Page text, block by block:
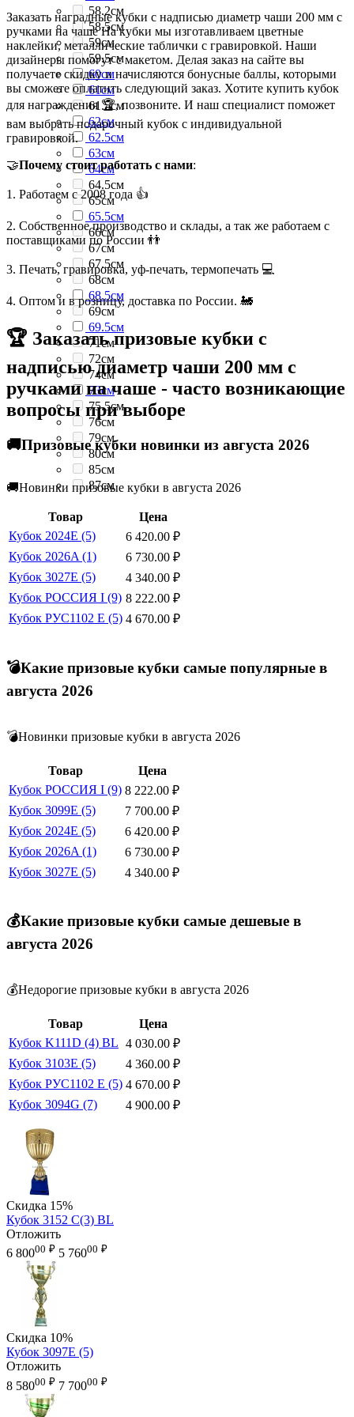
58.2см
58.5см
59см
59.5см
60см
61см
61.5см
62см
62.5см
63см
64см
64.5см
65см
65.5см
66см
67см
67.5см
68см
68.5см
69см
69.5см
71см
72см
74см
73см
75.5см
76см
79см
80см
85см
87см
Заказать наградные кубки с надписью диаметр чаши 200 мм с
ручками на чаше На кубки мы изготавливаем цветные
наклейки, металлические таблички с гравировкой. Наши
дизайнеры помогут с макетом. Делая заказ на сайте вы
получаете скидку и начисляются бонусные баллы, которыми
вы сможете оплатить следующий заказ. Хотите купить кубок
для награждения 🏆, позвоните. И наш специалист поможет
вам выбрать подарочный кубок с индивидуальной
гравировкой.
🤝Почему стоит работать с нами:
1. Работаем с 2008 года 👍
2. Собственное производство и склады, а так же работаем с
поставщиками по России 👬
3. Печать, гравировка, уф-печать, термопечать 💻
4. Оптом и в розницу, доставка по России. 🚂
🏆 Заказать призовые кубки с
надписью диаметр чаши 200 мм с
ручками на чаше - часто возникающие
вопросы при выборе
🚚Призовые кубки новинки из августа 2026
🚚Новинки призовые кубки в августа 2026
Товар
Цена
Кубок 2024E (5)
6 420.00 ₽
Кубок 2026A (1)
6 730.00 ₽
Кубок 3027E (5)
4 340.00 ₽
Кубок РОССИЯ I (9) 8 222.00 ₽
Кубок РУС1102 E (5) 4 670.00 ₽
💣Какие призовые кубки самые популярные в
августа 2026
💣Новинки призовые кубки в августа 2026
Товар
Цена
Кубок РОССИЯ I (9) 8 222.00 ₽
Кубок 3099E (5)
7 700.00 ₽
Кубок 2024E (5)
6 420.00 ₽
Кубок 2026A (1)
6 730.00 ₽
Кубок 3027E (5)
4 340.00 ₽
💰Какие призовые кубки самые дешевые в
августа 2026
💰Недорогие призовые кубки в августа 2026
Товар
Цена
Кубок K111D (4) BL 4 030.00 ₽
Кубок 3103E (5)
4 360.00 ₽
Кубок РУС1102 E (5) 4 670.00 ₽
Кубок 3094G (7)
4 900.00 ₽
Скидка 15%
Кубок 3152 C(3) BL
Отложить
6 80000 ₽ 5 76000 ₽
Скидка 10%
Кубок 3097E (5)
Отложить
8 58000 ₽ 7 70000 ₽